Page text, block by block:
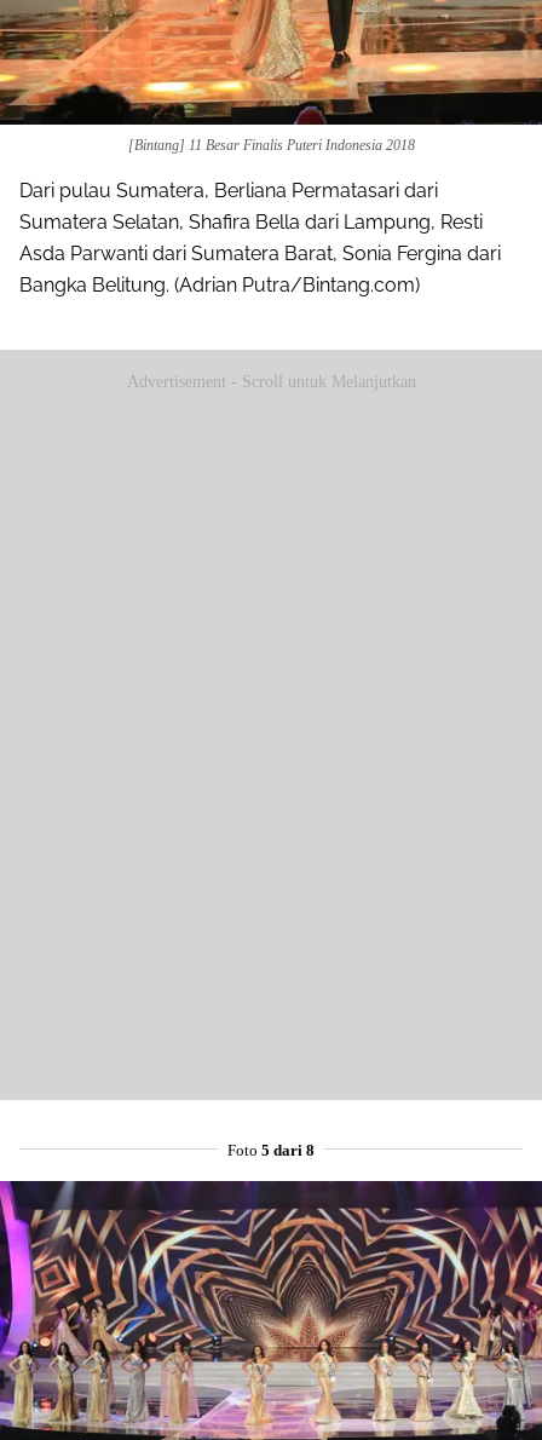
[Bintang] 11 Besar Finalis Puteri Indonesia 2018
Dari pulau Sumatera, Berliana Permatasari dari
Sumatera Selatan, Shafira Bella dari Lampung, Resti
Asda Parwanti dari Sumatera Barat, Sonia Fergina dari
Bangka Belitung. (Adrian Putra/Bintang.com)
Advertisement - Scroll untuk Melanjutkan
Foto 5 dari 8